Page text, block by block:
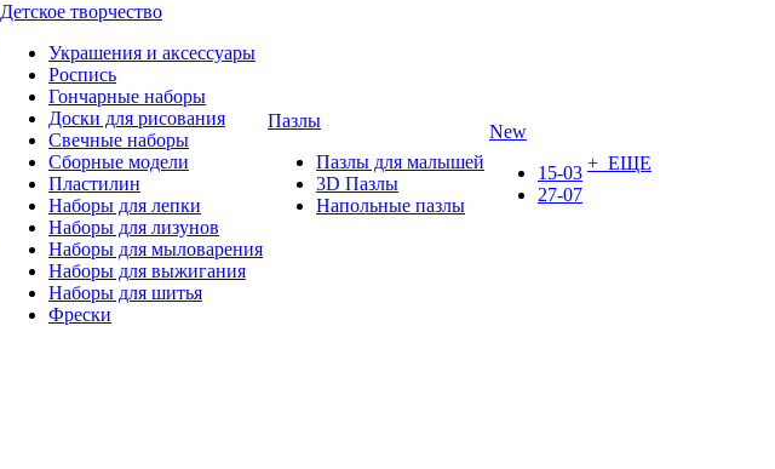
Детское творчество
Украшения и аксессуары
Роспись
Гончарные наборы
Доски для рисования
Свечные наборы
Сборные модели
Пластилин
Наборы для лепки
Наборы для лизунов
Наборы для мыловарения
Наборы для выжигания
Наборы для шитья
Фрески
Пазлы
Пазлы для малышей
3D Пазлы
Напольные пазлы
New
15-03
27-07
+ ЕЩЕ